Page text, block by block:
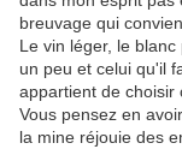
breuvage qui
Le vin léger, le
un peu et celui qu'il
appartient de choisir
Vous pensez en
la mine réjouie des